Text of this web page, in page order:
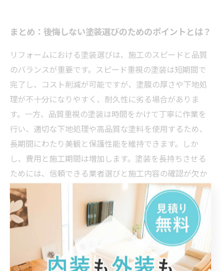
まとめ：後悔しない塗装選びのためのポイントとは？
リフォームにおける塗装選びは、施工のスピードと品質
のバランスが重要です。スピード重視の塗装は短期間で
完了し、コスト削減が可能ですが、塗膜の厚さや下地処
理が不十分になりやすく、耐久性に劣る場合がありま
す。一方、品質重視の塗装は時間をかけて丁寧に作業を
行い、適切な下地処理や高品質な塗料を使用するため、
長期間にわたり美観と保護性能を維持できます。しか
し、費用と施工期間は増加します。塗装を長持ちさせる
ためには、信頼できる業者選びと施工内容の確認が欠か
せません。具体的には、下地処理の適切さや使用塗料の
性能、施工後のメンテナンス計画をチェックしましょ
う。スピードと品質のどちらか一方だけでなく、状況に
応じたバランスを考えて選ぶことが、後悔しない塗装工
事につながります。